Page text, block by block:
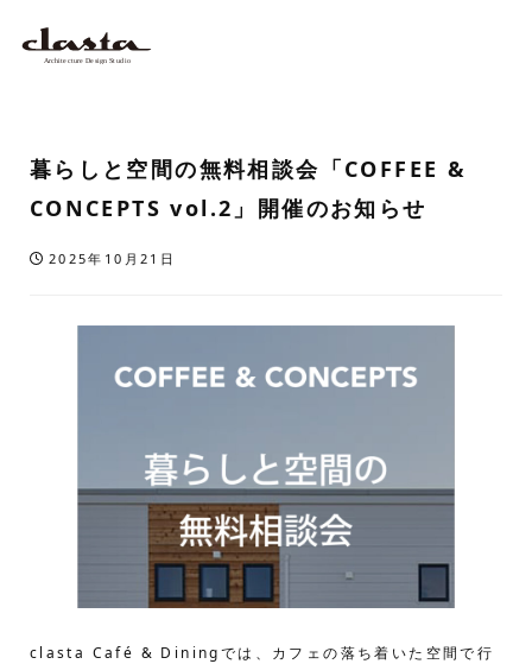
暮らしと空間の無料相談会「COFFEE &
CONCEPTS vol.2」開催のお知らせ
投稿日
2025年10月21日
clasta Café & Diningでは、カフェの落ち着いた空間で行